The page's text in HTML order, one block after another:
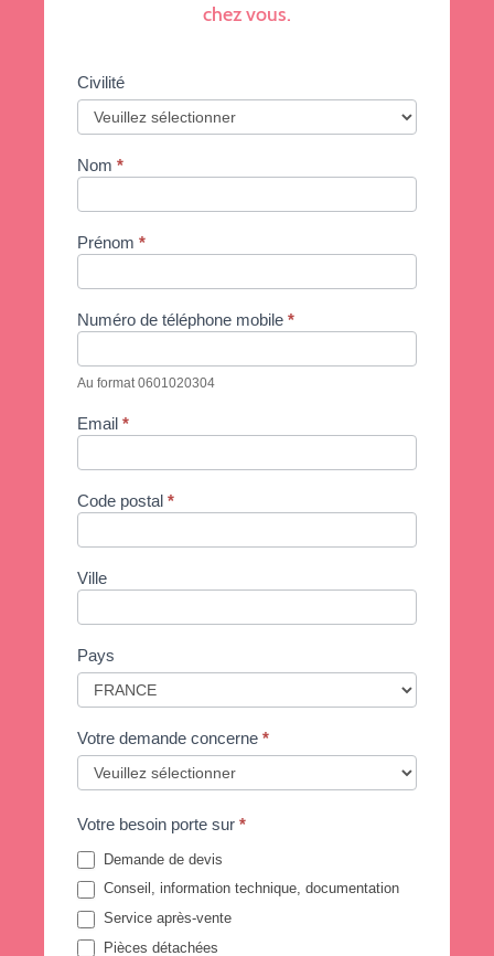
chez vous.
FR -
Trouver
un
Civilité
Nom *
Prénom *
Numéro de téléphone mobile *
Au format 0601020304
Email *
Code postal *
Ville
Pays
Votre demande concerne *
Votre besoin porte sur *
Demande de devis
Conseil, information technique, documentation
Service après-vente
Pièces détachées
Si
vous
êtes
un
humain,
ne
remplissez
ce
champ.